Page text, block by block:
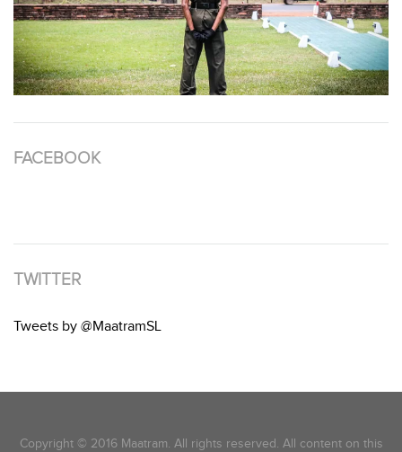
FACEBOOK
TWITTER
Tweets by @MaatramSL
Copyright © 2016 Maatram. All rights reserved. All content on this